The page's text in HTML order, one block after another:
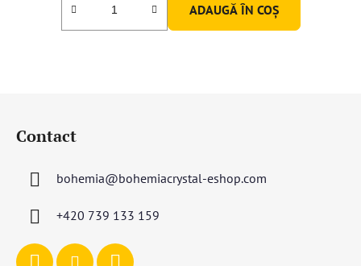
ADAUGĂ ÎN COŞ
Contact
bohemia@bohemiacrystal-eshop.com
+420 739 133 159